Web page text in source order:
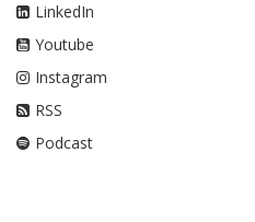
LinkedIn
Youtube
Instagram
RSS
Podcast